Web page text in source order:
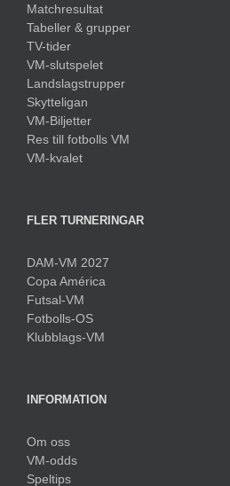
Matchresultat
Tabeller & grupper
TV-tider
VM-slutspelet
Landslagstrupper
Skytteligan
VM-Biljetter
Res till fotbolls VM
VM-kvalet
FLER TURNERINGAR
DAM-VM 2027
Copa América
Futsal-VM
Fotbolls-OS
Klubblags-VM
INFORMATION
Om oss
VM-odds
Speltips